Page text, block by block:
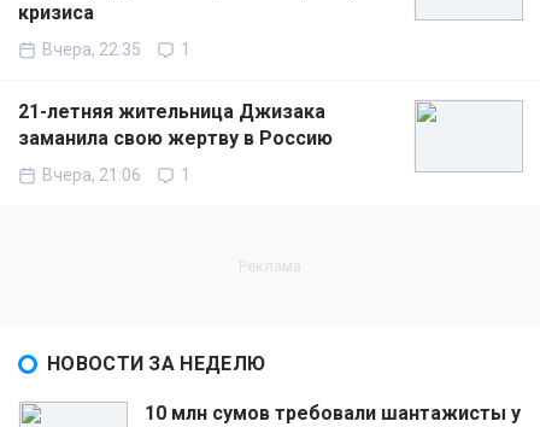
кризиса
Вчера, 22:35 1
21-летняя жительница Джизака
заманила свою жертву в Россию
Вчера, 21:06 1
НОВОСТИ ЗА НЕДЕЛЮ
10 млн сумов требовали шантажисты у